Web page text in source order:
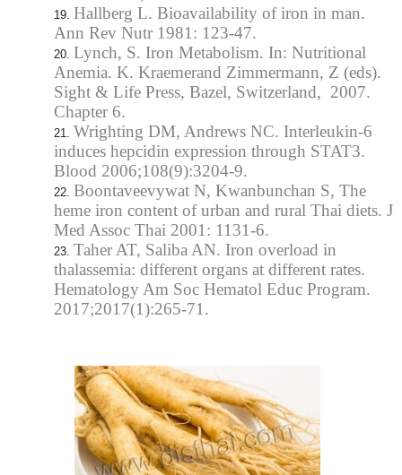
Hallberg L. Bioavailability of iron in man.
Ann Rev Nutr 1981: 123-47.
Lynch, S. Iron Metabolism. In: Nutritional
Anemia. K. Kraemerand Zimmermann, Z (eds).
Sight & Life Press, Bazel, Switzerland, 2007.
Chapter 6.
Wrighting DM, Andrews NC. Interleukin-6
induces hepcidin expression through STAT3.
Blood 2006;108(9):3204-9.
Boontaveevywat N, Kwanbunchan S, The
heme iron content of urban and rural Thai diets. J
Med Assoc Thai 2001: 1131-6.
Taher AT, Saliba AN. Iron overload in
thalassemia: different organs at different rates.
Hematology Am Soc Hematol Educ Program.
2017;2017(1):265-71.